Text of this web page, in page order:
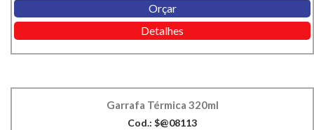
Orçar
Detalhes
Garrafa Térmica 320ml
Cod.: $@08113